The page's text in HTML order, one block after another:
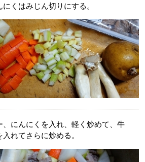
くはみじん切りにする。
、にんにくを入れ、軽く炒めて、牛
れてさらに炒める。